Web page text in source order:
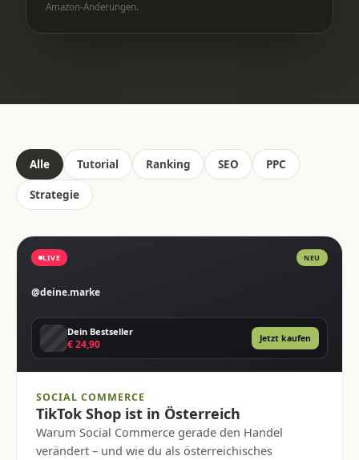
Amazon-Änderungen.
Alle Tutorial Ranking SEO PPC
Strategie
LIVE NEU
@deine.marke
Dein Bestseller
€ 24,90 Jetzt kaufen
SOCIAL COMMERCE
TikTok Shop ist in Österreich
Warum Social Commerce gerade den Handel
verändert – und wie du als österreichisches